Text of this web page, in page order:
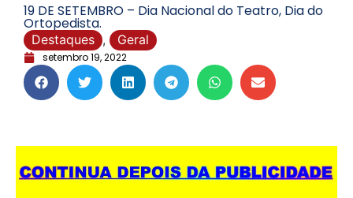
19 DE SETEMBRO – Dia Nacional do Teatro, Dia do
Ortopedista.
Destaques , Geral
setembro 19, 2022